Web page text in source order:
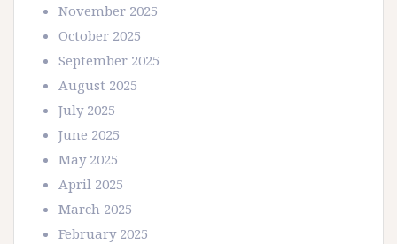
November 2025
October 2025
September 2025
August 2025
July 2025
June 2025
May 2025
April 2025
March 2025
February 2025